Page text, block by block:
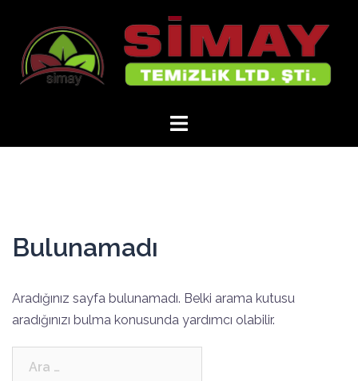
Bulunamadı
Aradığınız sayfa bulunamadı. Belki arama kutusu
aradığınızı bulma konusunda yardımcı olabilir.